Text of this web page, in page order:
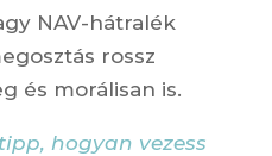
NAV-hátralék
rossz
és morálisan is.
, hogyan vezess